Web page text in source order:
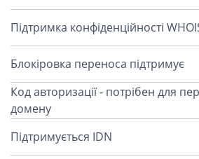
Підтримка конфіденційності
Блокіровка переноса підтримує
Код авторизації - потрібен для
домену
Підтримується IDN